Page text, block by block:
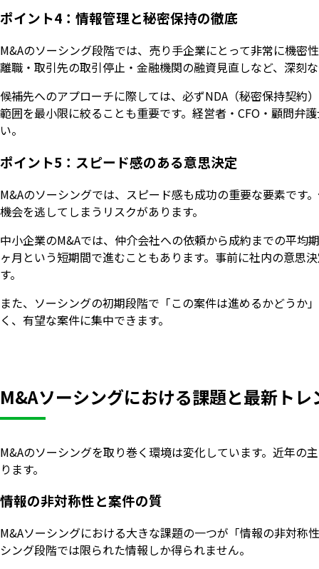
ポイント4：情報管理と秘密保持の徹底
M&Aのソーシング段階では、売り手企業にとって非常に機密
離職・取引先の取引停止・金融機関の融資見直しなど、深刻
候補先へのアプローチに際しては、必ずNDA（秘密保持契約
範囲を最小限に絞ることも重要です。経営者・CFO・顧問弁
い。
ポイント5：スピード感のある意思決定
M&Aのソーシングでは、スピード感も成功の重要な要素で
機会を逃してしまうリスクがあります。
中小企業のM&Aでは、仲介会社への依頼から成約までの平
ヶ月という短期間で進むこともあります。事前に社内の意思
す。
また、ソーシングの初期段階で「この案件は進めるかどうか
く、有望な案件に集中できます。
M&Aソーシングにおける課題と最新トレ
M&Aのソーシングを取り巻く環境は変化しています。近年の
ります。
情報の非対称性と案件の質
M&Aソーシングにおける大きな課題の一つが「情報の非対
シング段階では限られた情報しか得られません。